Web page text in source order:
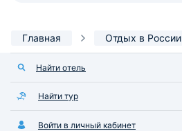
Главная Отдых в России
Найти отель
Найти тур
Войти в личный кабинет